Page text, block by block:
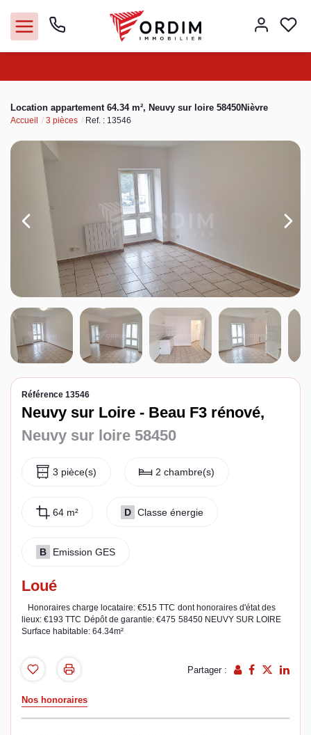
Acheter
Louer
Vendre
Immobilier pro
Faire gérer
Syndic
Espace client
Location appartement 64.34 m², Neuvy sur loire 58450Nièvre
Accueil 3 pièces Ref. : 13546
Référence 13546
Neuvy sur Loire - Beau F3 rénové,
Neuvy sur loire 58450
3 pièce(s) 2 chambre(s)
64 m² D Classe énergie
B Emission GES
Loué
Honoraires charge locataire: €515 TTC dont honoraires d'état des
lieux: €193 TTC Dépôt de garantie: €475 58450 NEUVY SUR LOIRE
Surface habitable: 64.34m²
Partager :
Nos honoraires